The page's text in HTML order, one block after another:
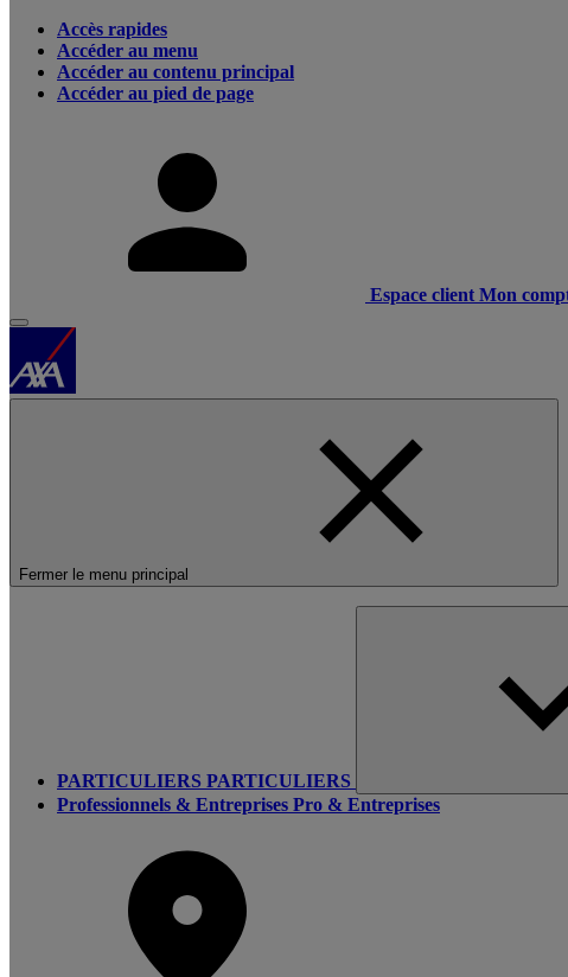
Accès rapides
Accéder au menu
Accéder au contenu principal
Accéder au pied de page
Espace client Mon
Fermer le menu principal
PARTICULIERS PARTICULIERS
Professionnels & Entreprises Pro & Entreprises